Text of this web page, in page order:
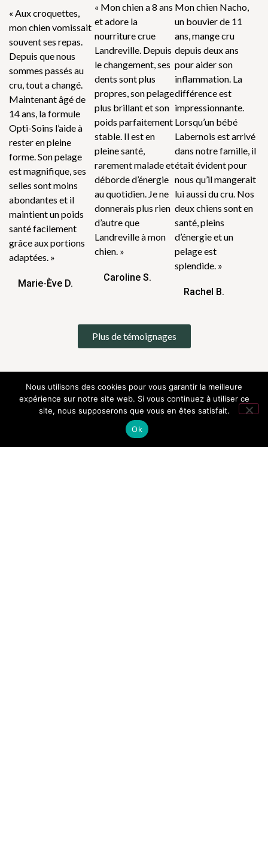
« Aux croquettes,
mon chien vomissait
souvent ses repas.
Depuis que nous
sommes passés au
cru, tout a changé.
Maintenant âgé de
14 ans, la formule
Opti-Soins l’aide à
rester en pleine
forme. Son pelage
est magnifique, ses
selles sont moins
abondantes et il
maintient un poids
santé facilement
grâce aux portions
adaptées. »
Marie-Ève D.
« Mon chien a 8 ans
et adore la
nourriture crue
Landreville. Depuis
le changement, ses
dents sont plus
propres, son pelage
plus brillant et son
poids parfaitement
stable. Il est en
pleine santé,
rarement malade et
déborde d’énergie
au quotidien. Je ne
donnerais plus rien
d’autre que
Landreville à mon
chien. »
Caroline S.
Mon chien Nacho,
un bouvier de 11
ans, mange cru
depuis deux ans
pour aider son
inflammation. La
différence est
impressionnante.
Lorsqu’un bébé
Labernois est arrivé
dans notre famille, il
était évident pour
nous qu’il mangerait
lui aussi du cru. Nos
deux chiens sont en
santé, pleins
d’énergie et un
pelage est
splendide. »
Rachel B.
Plus de témoignages
La Meute LANDREVILLE
REJOIGNEZ LA MEUTE.
Nous utilisons des cookies pour vous garantir la meilleure
expérience sur notre site web. Si vous continuez à utiliser ce
site, nous supposerons que vous en êtes satisfait.
Ok